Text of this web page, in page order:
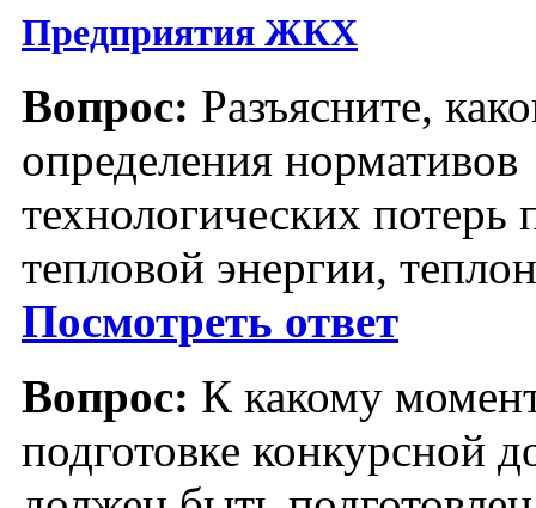
Предприятия ЖКХ
Вопрос: Разъясните,
определения нормативов
технологических потерь
тепловой энергии,
Посмотреть ответ
Вопрос: К какому
подготовке конкурсной